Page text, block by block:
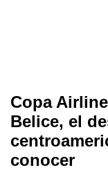
Copa
Belice, el
conocer